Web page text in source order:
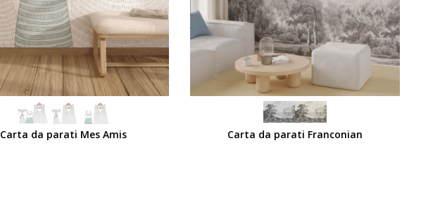
Carta da parati Mes Amis Carta da parati Franconian